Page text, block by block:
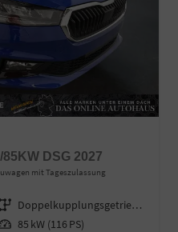
DSG 2027
mit Tageszulassung
Getriebe
Doppelkupplungsgetriebe (DSG)
Leistung 85 kW (116 PS)